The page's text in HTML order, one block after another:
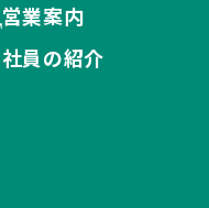
営業案内
社員の紹介